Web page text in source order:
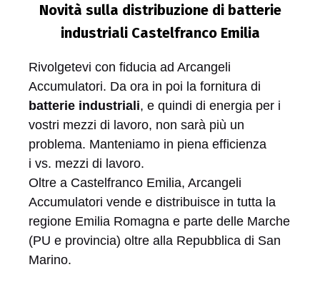
Novità sulla distribuzione di batterie
industriali Castelfranco Emilia
Rivolgetevi con fiducia ad Arcangeli
Accumulatori. Da ora in poi la fornitura di
batterie industriali, e quindi di energia per i
vostri mezzi di lavoro, non sarà più un
problema. Manteniamo in piena efficienza
i vs. mezzi di lavoro.
Oltre a Castelfranco Emilia, Arcangeli
Accumulatori vende e distribuisce in tutta la
regione Emilia Romagna e parte delle Marche
(PU e provincia) oltre alla Repubblica di San
Marino.